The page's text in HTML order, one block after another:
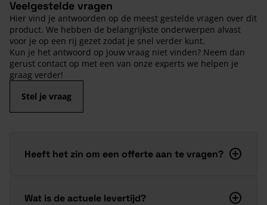
Veelgestelde vragen
Hier vind je antwoorden op de meest gestelde vragen over dit
product. We hebben de belangrijkste onderwerpen alvast
voor je op een rij gezet zodat je snel verder kunt.
Kun je het antwoord op jouw vraag niet vinden? Neem dan
gerust contact op met een van onze experts we helpen je
graag verder!
Stel je vraag
Heeft het zin om een offerte aan te vragen?
Wat is de actuele levertijd?